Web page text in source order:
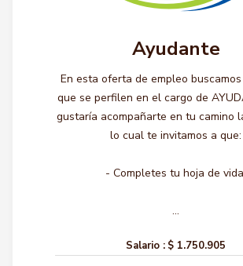
Ayudante
En esta oferta de empleo
que se perfilen en el cargo de
gustaría acompañarte en tu camino
lo cual te invitamos a que:
- Completes tu hoja de
...
Salario : $ 1.750.905